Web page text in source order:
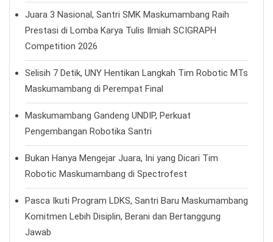
Juara 3 Nasional, Santri SMK Maskumambang Raih
Prestasi di Lomba Karya Tulis Ilmiah SCIGRAPH
Competition 2026
Selisih 7 Detik, UNY Hentikan Langkah Tim Robotic MTs
Maskumambang di Perempat Final
Maskumambang Gandeng UNDIP, Perkuat
Pengembangan Robotika Santri
Bukan Hanya Mengejar Juara, Ini yang Dicari Tim
Robotic Maskumambang di Spectrofest
Pasca Ikuti Program LDKS, Santri Baru Maskumambang
Komitmen Lebih Disiplin, Berani dan Bertanggung
Jawab